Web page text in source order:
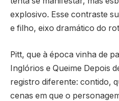
explosivo. Esse contraste
e filho, eixo dramático do
Pitt, que à época vinha de
Inglórios e Queime Depois
registro diferente: contido,
cenas em que o